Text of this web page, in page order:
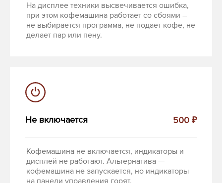
На дисплее техники высвечивается ошибка,
при этом кофемашина работает со сбоями –
не выбирается программа, не подает кофе, не
делает пар или пену.
Не включается 500 ₽
Кофемашина не включается, индикаторы и
дисплей не работают. Альтернатива —
кофемашина не запускается, но индикаторы